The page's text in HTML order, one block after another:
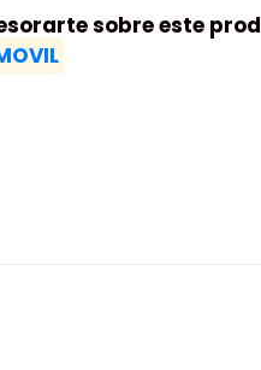
sobre este